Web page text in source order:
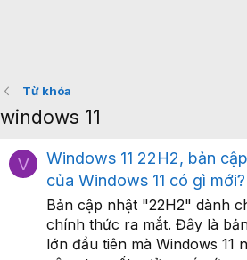
Từ khóa
windows 11
V
Windows 11 22H2, bản
của Windows 11 có gì mới?
Bản cập nhật "22H2" dành
chính thức ra mắt. Đây là
lớn đầu tiên mà Windows 11